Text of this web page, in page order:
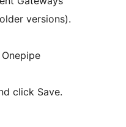
versions).
click Save.